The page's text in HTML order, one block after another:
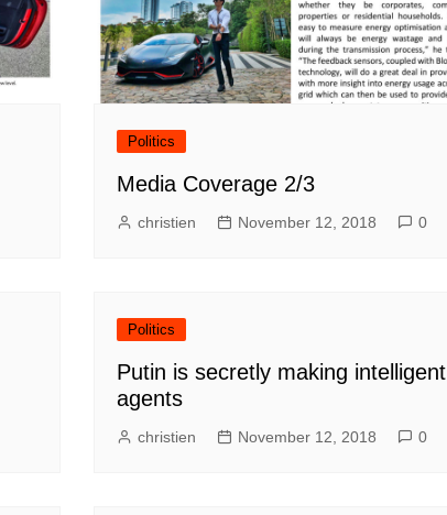
Politics
Media Coverage 2/3
christien November 12, 2018 0
Politics
Putin is secretly making intelligent
agents
christien November 12, 2018 0